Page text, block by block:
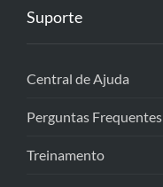
Suporte
Central de Ajuda
Perguntas Frequentes
Treinamento